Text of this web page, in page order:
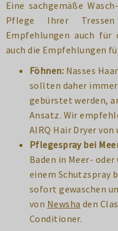
Eine sachgemäße
Pflege Ihrer
Empfehlungen auch für
auch die Empfehlungen
Föhnen: Nasses
sollten daher
gebürstet werden,
Ansatz. Wir
AIRQ Hair Dryer
Pflegespray bei
Baden in Meer-
einem Schutzspray
sofort gewaschen
von Newsha den
Conditioner.